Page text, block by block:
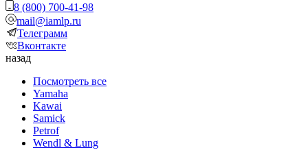
8 (800) 700-41-98
mail@iamlp.ru
Телеграмм
Вконтакте
назад
Посмотреть все
Yamaha
Kawai
Samick
Petrof
Wendl & Lung